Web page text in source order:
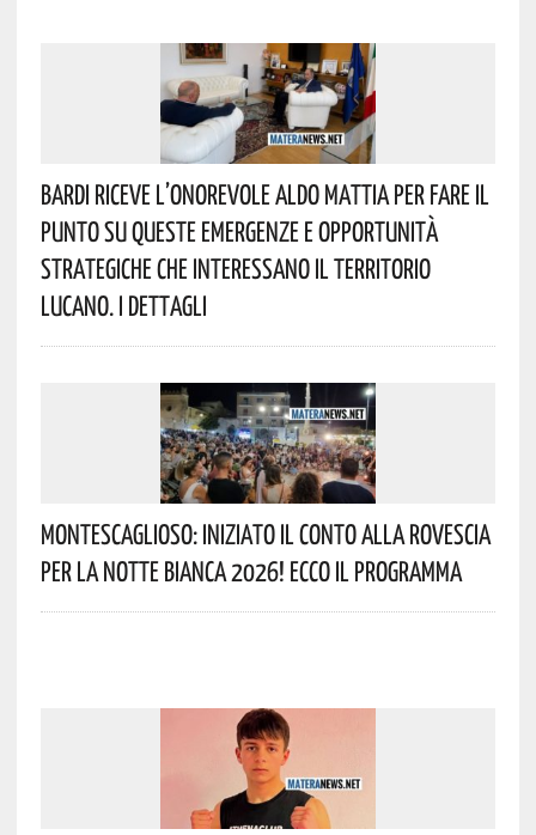
Bardi Riceve L’onorevole Aldo Mattia Per Fare Il
Punto Su Queste Emergenze E Opportunità
Strategiche Che Interessano Il Territorio
Lucano. I Dettagli
Montescaglioso: Iniziato Il Conto Alla Rovescia
Per La Notte Bianca 2026! Ecco Il Programma